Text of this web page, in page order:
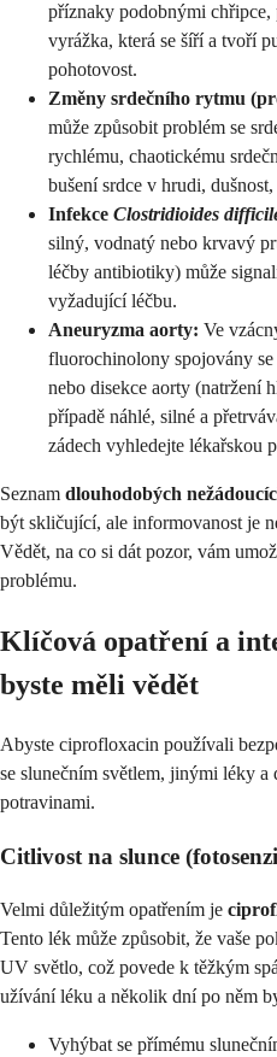
příznaky podobnými chřipce,
vyrážka, která se šíří a tvoří
pohotovost.
Změny srdečního rytmu
může způsobit problém se
rychlému, chaotickému
bušení srdce v hrudi,
Infekce Clostridioides
silný, vodnatý nebo krvavý
léčby antibiotiky) může
vyžadující léčbu.
Aneuryzma aorty: Ve
fluorochinolony spojovány
nebo disekce aorty (natržení
případě náhlé, silné a
zádech vyhledejte lékařskou
Seznam dlouhodobých
být skličující, ale informovanost je
Vědět, na co si dát pozor, vám
problému.
Klíčová opatření a
byste měli vědět
Abyste ciprofloxacin používali
se slunečním světlem, jinými léky a
potravinami.
Citlivost na slunce
Velmi důležitým opatřením je
Tento lék může způsobit, že vaše
UV světlo, což povede k těžkým
užívání léku a několik dní po něm
Vyhýbat se přímému